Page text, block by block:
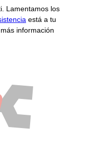
Lamentamos los
está a tu
información